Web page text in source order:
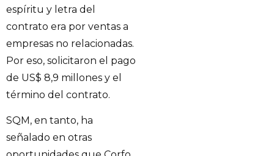
espíritu y letra del
contrato era por ventas a
empresas no relacionadas.
Por eso, solicitaron el pago
de US$ 8,9 millones y el
término del contrato.
SQM, en tanto, ha
señalado en otras